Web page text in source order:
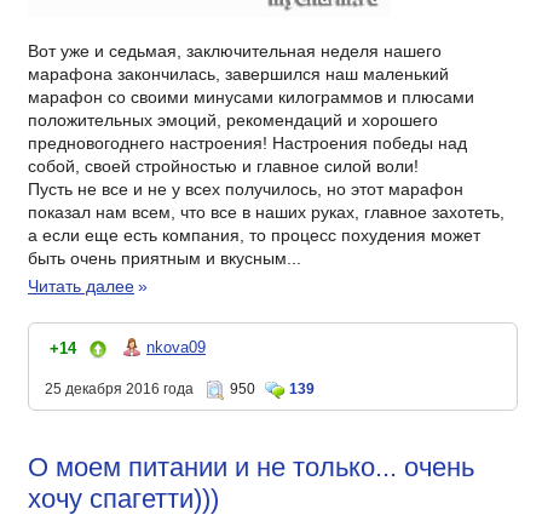
Вот уже и седьмая, заключительная неделя нашего
марафона закончилась, завершился наш маленький
марафон со своими минусами килограммов и плюсами
положительных эмоций, рекомендаций и хорошего
предновогоднего настроения! Настроения победы над
собой, своей стройностью и главное силой воли!
Пусть не все и не у всех получилось, но этот марафон
показал нам всем, что все в наших руках, главное захотеть,
а если еще есть компания, то процесс похудения может
быть очень приятным и вкусным...
Читать далее»
+14 nkova09
25 декабря 2016 года 950 139
О моем питании и не только... очень
хочу спагетти)))